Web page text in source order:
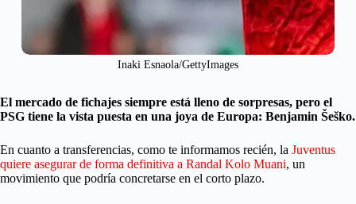
Inaki Esnaola/GettyImages
El mercado de fichajes siempre está lleno de sorpresas, pero el
PSG tiene la vista puesta en una joya de Europa: Benjamin Šeško.
En cuanto a transferencias, como te informamos recién, la Juventus
quiere asegurar de forma definitiva a Randal Kolo Muani, un
movimiento que podría concretarse en el corto plazo.